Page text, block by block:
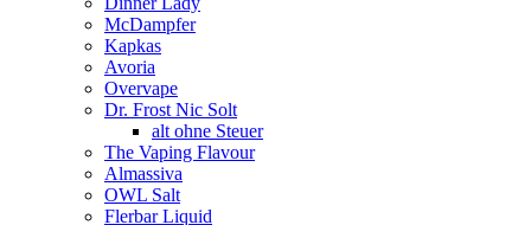
McDampfer
Kapkas
Avoria
Overvape
Dr. Frost Nic Solt
alt ohne Steuer
The Vaping Flavour
Almassiva
OWL Salt
Flerbar Liquid